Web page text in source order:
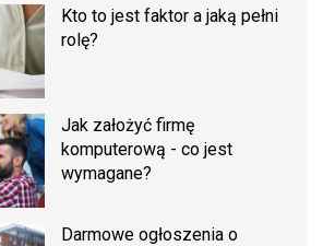
Kto to jest faktor a jaką pełni
rolę?
Jak założyć firmę
komputerową - co jest
wymagane?
Darmowe ogłoszenia o